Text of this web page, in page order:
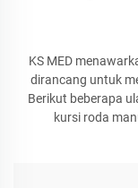
KS MED
dirancang untuk
Berikut beberapa
kursi roda